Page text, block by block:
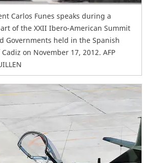
Carlos Funes speaks during a
of the XXII Ibero-American Summit
Governments held in the Spanish
on November 17, 2012. AFP